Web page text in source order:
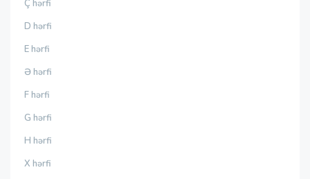
Ç hərfi
D hərfi
E hərfi
Ə hərfi
F hərfi
G hərfi
H hərfi
X hərfi